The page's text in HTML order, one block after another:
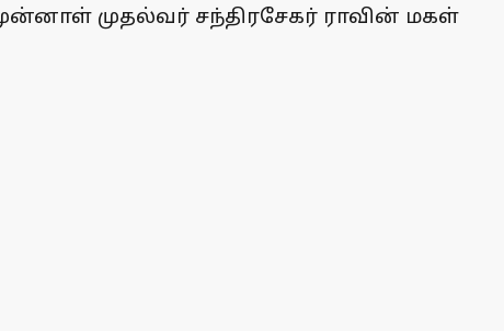
முதல்வர் சந்திரசேகர் ராவின் மகள்